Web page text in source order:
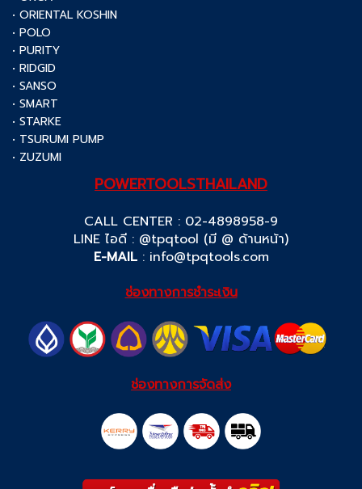
• ORIENTAL KOSHIN
• POLO
• PURITY
• RIDGID
• SANSO
• SMART
• STARKE
• TSURUMI PUMP
• ZUZUMI
POWERTOOLSTHAILAND
CALL CENTER : 02-4898958-9
LINE ไอดี : @tpqtool (มี @ ด้านหน้า)
E-MAIL: info@tpqtools.com
ช่องทางการชำระเงิน
ช่องทางการจัดส่ง